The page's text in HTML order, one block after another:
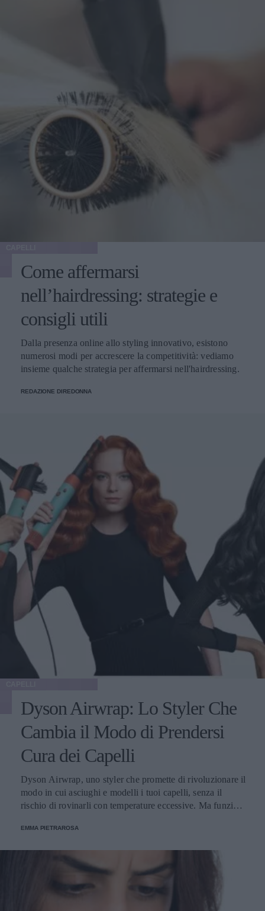
Come affermarsi
nell’hairdressing: strategie e
consigli utili
Dalla presenza online allo styling innovativo, esistono
numerosi modi per accrescere la competitività: vediamo
insieme qualche strategia per affermarsi nell'hairdressing.
REDAZIONE DIREDONNA
Dyson Airwrap: Lo Styler Che
Cambia il Modo di Prendersi
Cura dei Capelli
Dyson Airwrap, uno styler che promette di rivoluzionare il
modo in cui asciughi e modelli i tuoi capelli, senza il
rischio di rovinarli con temperature eccessive. Ma funziona
EMMA PIETRAROSA